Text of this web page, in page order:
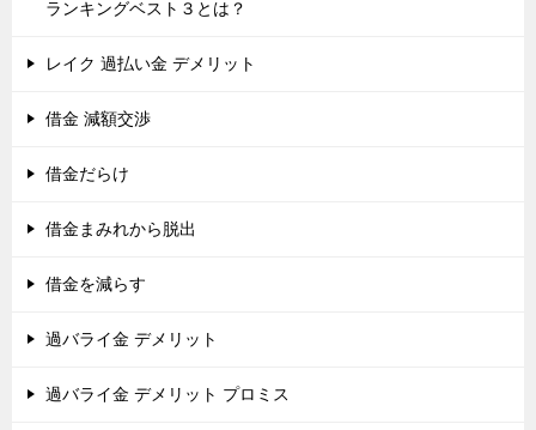
ランキングベスト３とは？
レイク 過払い金 デメリット
借金 減額交渉
借金だらけ
借金まみれから脱出
借金を減らす
過バライ金 デメリット
過バライ金 デメリット プロミス